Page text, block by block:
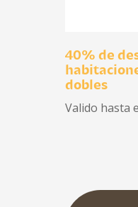
40% de
dobles
Valido hasta